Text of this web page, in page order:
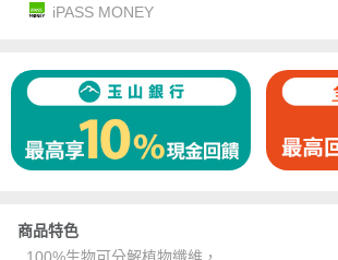
iPASS MONEY
商品特色